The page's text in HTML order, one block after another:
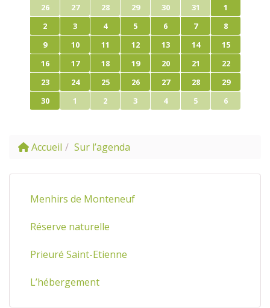
26
27 28 29 30 31
1
2
3 4 5 6 7
8
9
10 11 12 13 14
15
16
17 18 19 20 21
22
23
24 25 26 27 28
29
30
1 2 3 4 5 6
Accueil Sur l’agenda
Menhirs de Monteneuf
Réserve naturelle
Prieuré Saint-Etienne
L’hébergement